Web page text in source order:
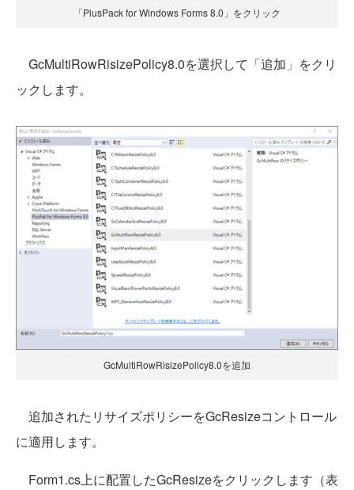
「PlusPack for Windows Forms 8.0」をクリック
GcMultiRowRisizePolicy8.0を選択して「追加」をクリ
ックします。
GcMultiRowRisizePolicy8.0を追加
追加されたリサイズポリシーをGcResizeコントロール
に適用します。
Form1.cs上に配置したGcResizeをクリックします（表